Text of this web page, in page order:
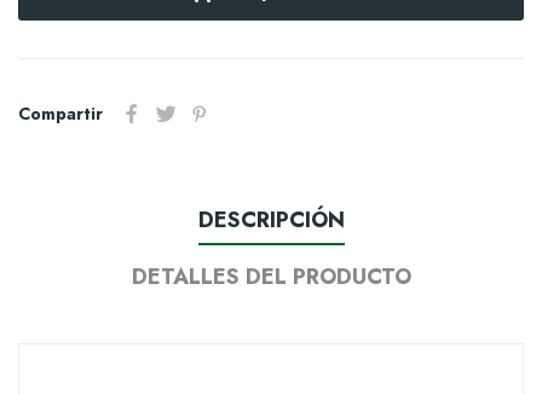
Compartir
DESCRIPCIÓN
DETALLES DEL PRODUCTO